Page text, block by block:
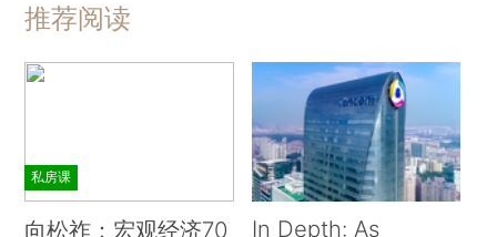
推荐阅读
私房课
向松祚：宏观经济70
In Depth: As